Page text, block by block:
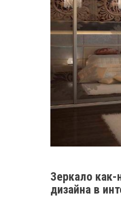
Зеркало
дизайна в